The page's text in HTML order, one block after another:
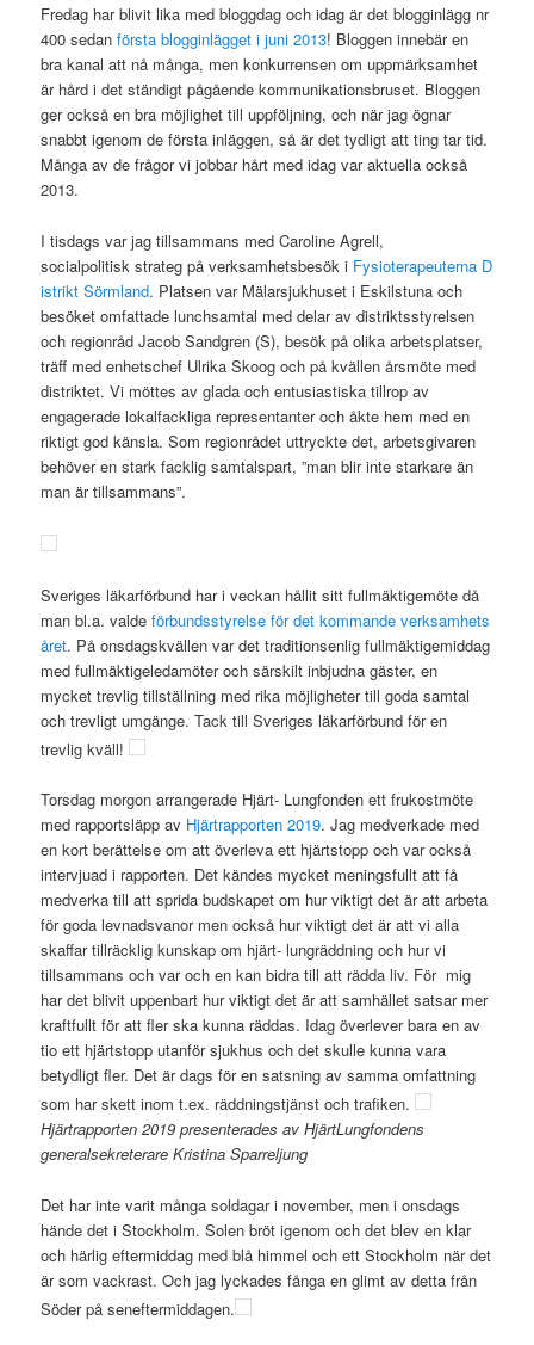
Fredag har blivit lika med bloggdag och idag är det blogginlägg nr
400 sedanförsta blogginlägget i juni 2013! Bloggen innebär en
bra kanal att nå många, men konkurrensen om uppmärksamhet
är hård i det ständigt pågående kommunikationsbruset. Bloggen
ger också en bra möjlighet till uppföljning, och när jag ögnar
snabbt igenom de första inläggen, så är det tydligt att ting tar tid.
Många av de frågor vi jobbar hårt med idag var aktuella också
2013.
I tisdags var jag tillsammans med Caroline Agrell,
socialpolitisk strateg på verksamhetsbesök i Fysioterapeuterna D
istrikt Sörmland. Platsen var Mälarsjukhuset i Eskilstuna och
besöket omfattade lunchsamtal med delar av distriktsstyrelsen
och regionråd Jacob Sandgren (S), besök på olika arbetsplatser,
träff med enhetschef Ulrika Skoog och på kvällen årsmöte med
distriktet. Vi möttes av glada och entusiastiska tillrop av
engagerade lokalfackliga representanter och åkte hem med en
riktigt god känsla. Som regionrådet uttryckte det, arbetsgivaren
behöver en stark facklig samtalspart, ”man blir inte starkare än
man är tillsammans”.
Sveriges läkarförbund har i veckan hållit sitt fullmäktigemöte då
man bl.a. valdeförbundsstyrelse för det kommande verksamhets
året. På onsdagskvällen var det traditionsenlig fullmäktigemiddag
med fullmäktigeledamöter och särskilt inbjudna gäster, en
mycket trevlig tillställning med rika möjligheter till goda samtal
och trevligt umgänge. Tack till Sveriges läkarförbund för en
trevlig kväll!
Torsdag morgon arrangerade Hjärt- Lungfonden ett frukostmöte
med rapportsläpp av Hjärtrapporten 2019. Jag medverkade med
en kort berättelse om att överleva ett hjärtstopp och var också
intervjuad i rapporten. Det kändes mycket meningsfullt att få
medverka till att sprida budskapet om hur viktigt det är att arbeta
för goda levnadsvanor men också hur viktigt det är att vi alla
skaffar tillräcklig kunskap om hjärt- lungräddning och hur vi
tillsammans och var och en kan bidra till att rädda liv. För mig
har det blivit uppenbart hur viktigt det är att samhället satsar mer
kraftfullt för att fler ska kunna räddas. Idag överlever bara en av
tio ett hjärtstopp utanför sjukhus och det skulle kunna vara
betydligt fler. Det är dags för en satsning av samma omfattning
som har skett inom t.ex. räddningstjänst och trafiken.
Hjärtrapporten 2019 presenterades av HjärtLungfondens
generalsekreterare Kristina Sparreljung
Det har inte varit många soldagar i november, men i onsdags
hände det i Stockholm. Solen bröt igenom och det blev en klar
och härlig eftermiddag med blå himmel och ett Stockholm när det
är som vackrast. Och jag lyckades fånga en glimt av detta från
Söder på seneftermiddagen.